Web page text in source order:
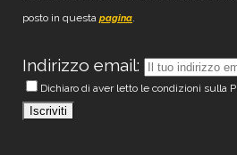
posto in questa pagina.
Indirizzo email:
Dichiaro di aver letto le condizioni sulla